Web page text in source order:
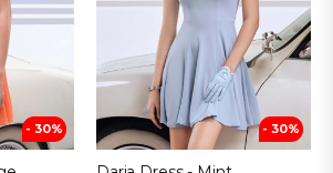
- 30% - 30%